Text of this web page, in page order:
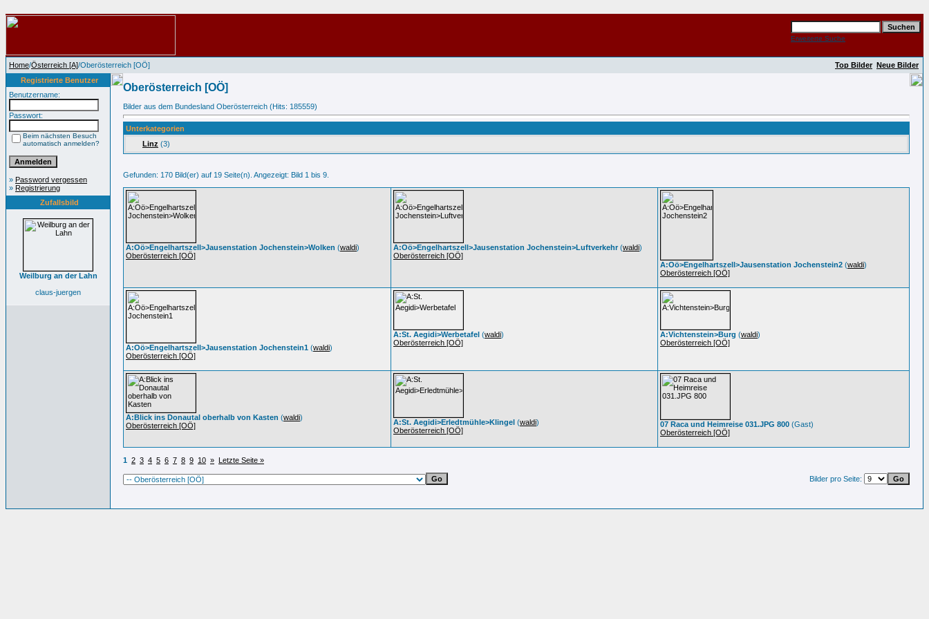
Erweiterte Suche
Home/Österreich [A]/Oberösterreich [OÖ] Top Bilder Neue Bilder
Registrierte Benutzer
Benutzername:
Passwort:
Beim nächsten Besuch
automatisch anmelden?
» Password vergessen
» Registrierung
Zufallsbild
Weilburg an der Lahn
claus-juergen
Oberösterreich [OÖ]
Bilder aus dem Bundesland Oberösterreich (Hits: 185559)
Unterkategorien
Linz (3)
Gefunden: 170 Bild(er) auf 19 Seite(n). Angezeigt: Bild 1 bis 9.
A:Oö>Engelhartszell>Jausenstation Jochenstein>Wolken (waldi)
Oberösterreich [OÖ]
A:Oö>Engelhartszell>Jausenstation Jochenstein>Luftverkehr(waldi)
Oberösterreich [OÖ]
A:Oö>Engelhartszell>Jausenstation Jochenstein2 (waldi)
Oberösterreich [OÖ]
A:Oö>Engelhartszell>Jausenstation Jochenstein1 (waldi)
Oberösterreich [OÖ]
A:St. Aegidi>Werbetafel (waldi)
Oberösterreich [OÖ]
A:Vichtenstein>Burg (waldi)
Oberösterreich [OÖ]
A:Blick ins Donautal oberhalb von Kasten (waldi)
Oberösterreich [OÖ]
A:St. Aegidi>Erledtmühle>Klingel (waldi)
Oberösterreich [OÖ]
07 Raca und Heimreise 031.JPG 800 (Gast)
Oberösterreich [OÖ]
1 2 3 4 5 6 7 8 9 10 » Letzte Seite »
Bilder pro Seite: